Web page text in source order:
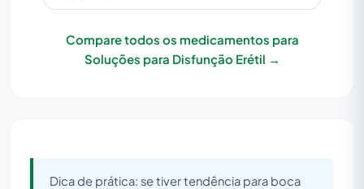
Compare todos os medicamentos para
Soluções para Disfunção Erétil →
Dica de prática: se tiver tendência para boca